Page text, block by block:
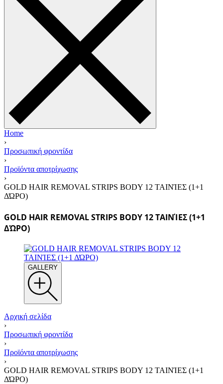
Home
›
Προσωπική φροντίδα
›
Προϊόντα αποτρίχωσης
›
GOLD HAIR REMOVAL STRIPS BODY 12 ΤΑΙΝΊΕΣ (1+1
ΔΏΡΟ)
GOLD HAIR REMOVAL STRIPS BODY 12 ΤΑΙΝΊΕΣ (1+1
ΔΏΡΟ)
GALLERY
Αρχική σελίδα
›
Προσωπική φροντίδα
›
Προϊόντα αποτρίχωσης
›
GOLD HAIR REMOVAL STRIPS BODY 12 ΤΑΙΝΊΕΣ (1+1
ΔΏΡΟ)